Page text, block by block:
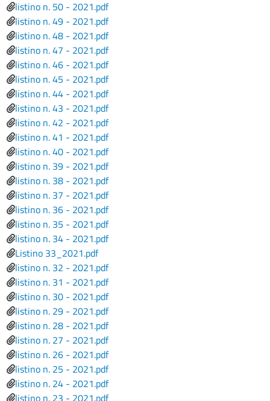
File
listino n. 50 - 2021.pdf
File
listino n. 49 - 2021.pdf
File
listino n. 48 - 2021.pdf
File
listino n. 47 - 2021.pdf
File
listino n. 46 - 2021.pdf
File
listino n. 45 - 2021.pdf
File
listino n. 44 - 2021.pdf
File
listino n. 43 - 2021.pdf
File
listino n. 42 - 2021.pdf
File
listino n. 41 - 2021.pdf
File
listino n. 40 - 2021.pdf
File
listino n. 39 - 2021.pdf
File
listino n. 38 - 2021.pdf
File
listino n. 37 - 2021.pdf
File
listino n. 36 - 2021.pdf
File
listino n. 35 - 2021.pdf
File
listino n. 34 - 2021.pdf
File
Listino 33_2021.pdf
File
listino n. 32 - 2021.pdf
File
listino n. 31 - 2021.pdf
File
listino n. 30 - 2021.pdf
File
listino n. 29 - 2021.pdf
File
listino n. 28 - 2021.pdf
File
listino n. 27 - 2021.pdf
File
listino n. 26 - 2021.pdf
File
listino n. 25 - 2021.pdf
File
listino n. 24 - 2021.pdf
File
listino n. 23 - 2021.pdf